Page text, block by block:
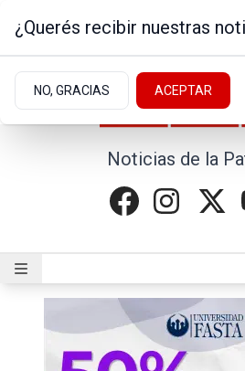
Noticias de la
¿Querés recibir nuestras
NO, GRACIAS ACEPTAR